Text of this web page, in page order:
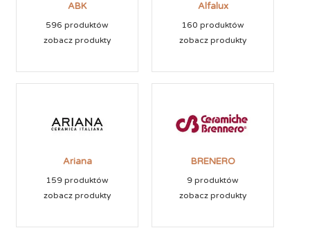
ABK
596 produktów
zobacz produkty
Alfalux
160 produktów
zobacz produkty
Ariana
159 produktów
zobacz produkty
BRENERO
9 produktów
zobacz produkty